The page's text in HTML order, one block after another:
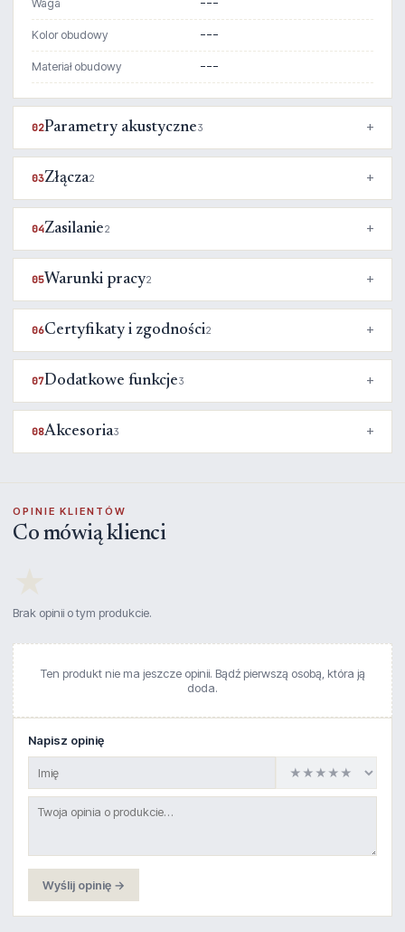
Waga ---
Kolor obudowy ---
Materiał obudowy ---
02Parametry akustyczne3
03Złącza2
04Zasilanie2
05Warunki pracy2
06Certyfikaty i zgodności2
07Dodatkowe funkcje3
08Akcesoria3
OPINIE KLIENTÓW
Co mówią klienci
Brak opinii o tym produkcie.
Ten produkt nie ma jeszcze opinii. Bądź pierwszą osobą, która ją
doda.
Napisz opinię
Wyślij opinię →